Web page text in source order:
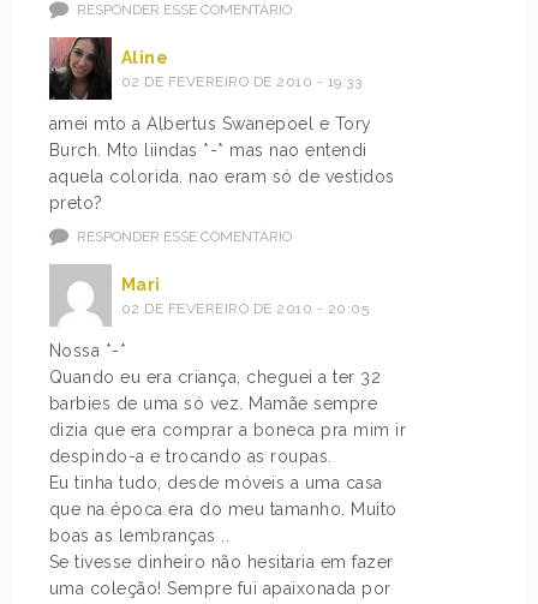
RESPONDER ESSE COMENTÁRIO
Aline
02 DE FEVEREIRO DE 2010 - 19:33
amei mto a Albertus Swanepoel e Tory
Burch. Mto liindas *-* mas nao entendi
aquela colorida. nao eram só de vestidos
preto?
RESPONDER ESSE COMENTÁRIO
Mari
02 DE FEVEREIRO DE 2010 - 20:05
Nossa *-*
Quando eu era criança, cheguei a ter 32
barbies de uma só vez. Mamãe sempre
dizia que era comprar a boneca pra mim ir
despindo-a e trocando as roupas.
Eu tinha tudo, desde móveis a uma casa
que na época era do meu tamanho. Muito
boas as lembranças ..
Se tivesse dinheiro não hesitaria em fazer
uma coleção! Sempre fui apaixonada por